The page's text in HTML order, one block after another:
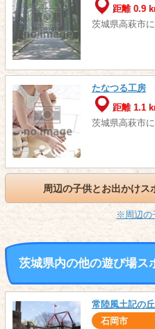
距離 0.9
茨城県高萩市
たなつる工房
距離 1.1
茨城県高萩市
周辺の子供とお出かけス
※周辺の
茨城県内の他の遊び場ス
常陸風土記の丘
石岡市